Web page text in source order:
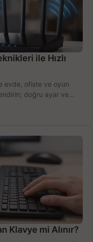
ile Hızlı
evde, ofiste ve oyun
doğru ayar ve
Klavye mi Alınır?